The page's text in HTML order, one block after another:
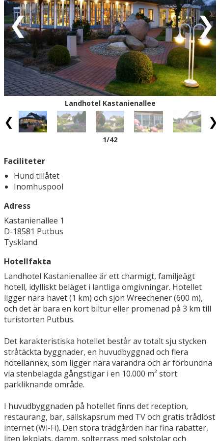
Eventuell rabatt är avdragen från de angivna priserna.
Landhotel Kastanienallee
1/42
Faciliteter
Hund tillåtet
Inomhuspool
Adress
Kastanienallee 1
D-18581 Putbus
Tyskland
Hotellfakta
Landhotel Kastanienallee är ett charmigt, familjeägt
hotell, idylliskt beläget i lantliga omgivningar. Hotellet
ligger nära havet (1 km) och sjön Wreechener (600 m),
och det är bara en kort biltur eller promenad på 3 km till
turistorten Putbus.
Det karakteristiska hotellet består av totalt sju stycken
stråtäckta byggnader, en huvudbyggnad och flera
hotellannex, som ligger nära varandra och är förbundna
via stenbelagda gångstigar i en 10.000 m² stort
parkliknande område.
I huvudbyggnaden på hotellet finns det reception,
restaurang, bar, sällskapsrum med TV och gratis trådlöst
internet (Wi-Fi). Den stora trädgården har fina rabatter,
liten lekplats, damm, solterrass med solstolar och